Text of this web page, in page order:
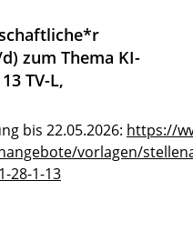
zum Thema KI-
TV-L,
bis 22.05.2026: https://
vorlagen/
28-1-13